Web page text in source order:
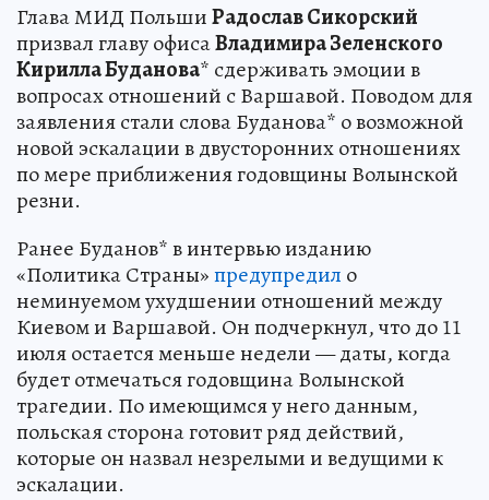
Глава МИД ПольшиРадослав Сикорский
призвал главу офисаВладимира Зеленского
Кирилла Буданова* сдерживать эмоции в
вопросах отношений с Варшавой. Поводом для
заявления стали слова Буданова* о возможной
новой эскалации в двусторонних отношениях
по мере приближения годовщины Волынской
резни.
Ранее Буданов* в интервью изданию
«Политика Страны»предупредил о
неминуемом ухудшении отношений между
Киевом и Варшавой. Он подчеркнул, что до 11
июля остается меньше недели — даты, когда
будет отмечаться годовщина Волынской
трагедии. По имеющимся у него данным,
польская сторона готовит ряд действий,
которые он назвал незрелыми и ведущими к
эскалации.